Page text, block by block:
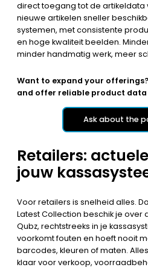
direct toegang tot de artikeldata
nieuwe artikelen sneller
systemen, met consistente
en hoge kwaliteit beelden.
minder handmatig werk, meer
Want to expand your
and offer reliable product
Ask about the
Retailers:
jouw
Voor retailers is snelheid alles.
Latest Collection beschik je over
Qubz, rechtstreeks in je
voorkomt fouten en hoeft nooit
barcodes, kleuren of maten.
klaar voor verkoop,